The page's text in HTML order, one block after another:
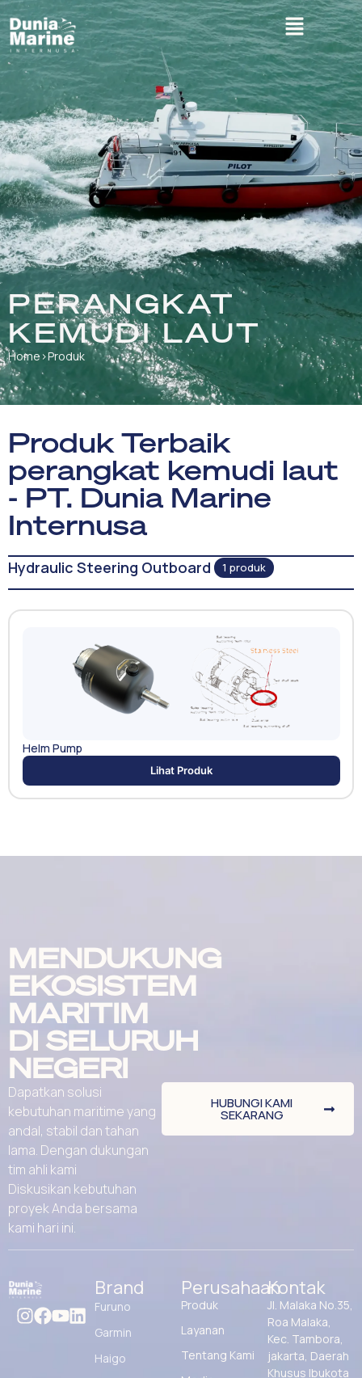
PERANGKAT
KEMUDI LAUT
Home ›Produk
Produk Terbaik
perangkat kemudi laut
- PT. Dunia Marine
Internusa
Hydraulic Steering Outboard 1 produk
Helm Pump
Lihat Produk
MENDUKUNG
EKOSISTEM
MARITIM
DI SELURUH
NEGERI
Dapatkan solusi
kebutuhan maritime yang
andal, stabil dan tahan
lama. Dengan dukungan
tim ahli kami
Diskusikan kebutuhan
proyek Anda bersama
kami hari ini.
HUBUNGI KAMI
SEKARANG
Brand
Furuno
Garmin
Haigo
Perusahaan
Produk
Layanan
Tentang Kami
Kontak
Jl. Malaka No.35,
Roa Malaka,
Kec. Tambora,
jakarta, Daerah
Khusus Ibukota